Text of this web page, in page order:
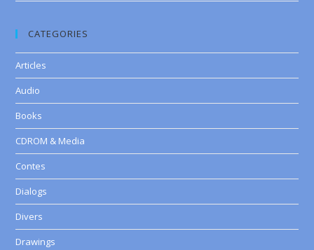
CATEGORIES
Articles
Audio
Books
CDROM & Media
Contes
Dialogs
Divers
Drawings